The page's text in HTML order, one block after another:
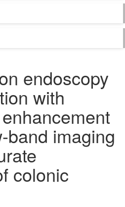
endoscopy
with
band imaging
colonic